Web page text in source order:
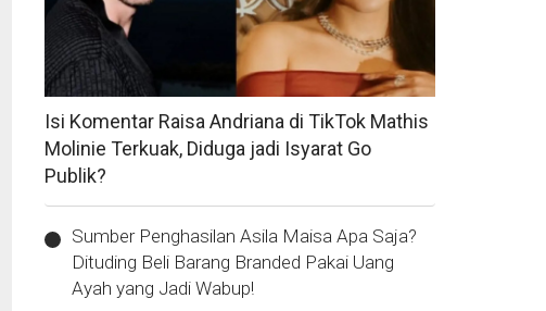
Isi Komentar Raisa Andriana di TikTok Mathis
Molinie Terkuak, Diduga jadi Isyarat Go
Publik?
Sumber Penghasilan Asila Maisa Apa Saja?
Dituding Beli Barang Branded Pakai Uang
Ayah yang Jadi Wabup!